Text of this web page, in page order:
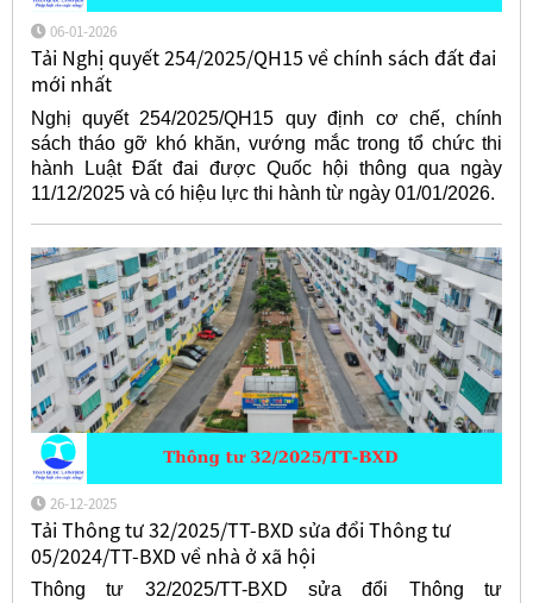
06-01-2026
Tải Nghị quyết 254/2025/QH15 về chính sách đất đai
mới nhất
Nghị quyết 254/2025/QH15 quy định cơ chế, chính
sách tháo gỡ khó khăn, vướng mắc trong tổ chức thi
hành Luật Đất đai được Quốc hội thông qua ngày
11/12/2025 và có hiệu lực thi hành từ ngày 01/01/2026.
26-12-2025
Tải Thông tư 32/2025/TT-BXD sửa đổi Thông tư
05/2024/TT-BXD về nhà ở xã hội
Thông tư 32/2025/TT-BXD sửa đổi Thông tư